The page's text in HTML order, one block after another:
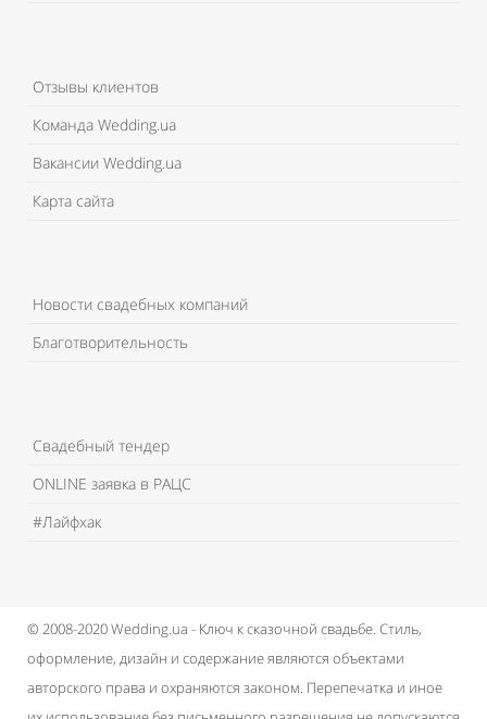
Отзывы клиентов
Команда Wedding.ua
Вакансии Wedding.ua
Карта сайта
Новости свадебных компаний
Благотворительность
Свадебный тендер
ONLINE заявка в РАЦС
#Лайфхак
© 2008-2020 Wedding.ua - Ключ к сказочной свадьбе. Стиль,
оформление, дизайн и содержание являются объектами
авторского права и охраняются законом. Перепечатка и иное